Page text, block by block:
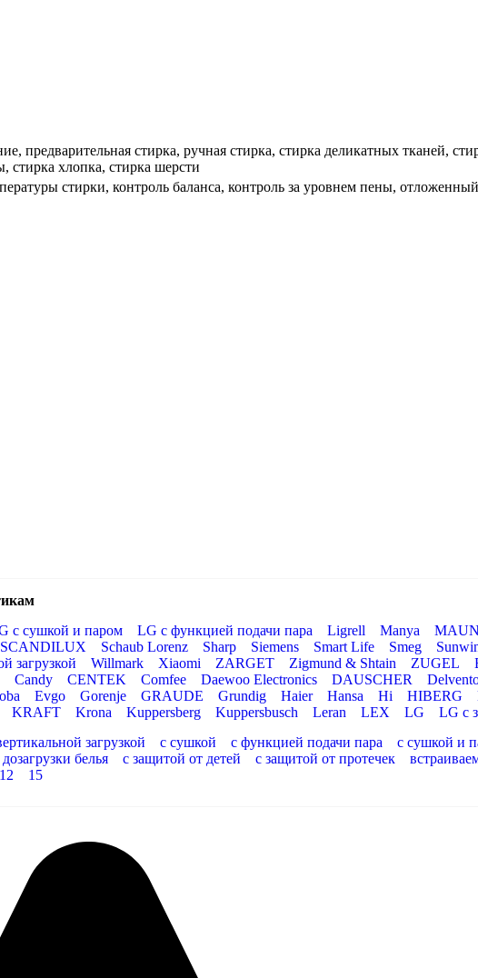
предварительная стирка, ручная стирка, стирка деликатных тканей,
стирка хлопка, стирка шерсти
стирки, контроль баланса, контроль за уровнем пены, отложенный
с сушкой и паром LG с функцией подачи пара Ligrell Manya
SCANDILUX Schaub Lorenz Sharp Siemens Smart Life Smeg
загрузкой Willmark Xiaomi ZARGET Zigmund & Shtain ZUGEL
Candy CENTEK Comfee Daewoo Electronics DAUSCHER
Evgo Gorenje GRAUDE Grundig Haier Hansa Hi HIBERG
KRAFT Krona Kuppersberg Kuppersbusch Leran LEX LG
LG с
загрузкой с сушкой с функцией подачи пара с сушкой и
белья с защитой от детей с защитой от протечек
12 15